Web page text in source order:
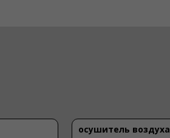
осушитель воздуха